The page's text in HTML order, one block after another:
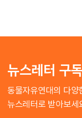
뉴스레터 구
동물자유연대의 다
뉴스레터로 받아보세